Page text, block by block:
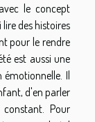
le concept
des histoires
pour le rendre
est aussi une
Il
d'en parler
Pour